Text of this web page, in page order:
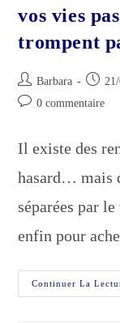
vos vies
trompent
Auteur/autrice
de
Barbara
publiée :
Commentaires
publication :
0 commentaire
Il existe des
hasard… mais
séparées par
enfin pour
Continuer La